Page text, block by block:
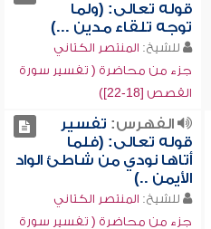
قوله تعالى: (ولما
توجه تلقاء مدين ...)
للشيخ: المنتصر الكتاني
جزء من محاضرة ( تفسير سورة
القصص [18-22])
الفهرس: تفسير
قوله تعالى: (فلما
أتاها نودي من شاطئ الواد
الأيمن ..)
للشيخ: المنتصر الكتاني
جزء من محاضرة ( تفسير سورة